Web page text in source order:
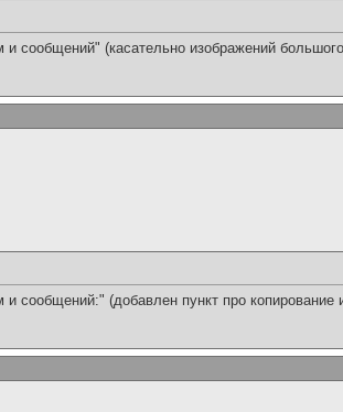
сообщений" (касательно изображений
сообщений:" (добавлен пункт про копирование